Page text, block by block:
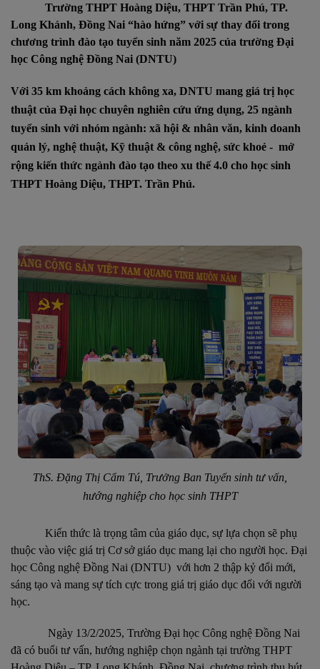
Trường THPT Hoàng Diệu, THPT Trần Phú, TP.
Long Khánh, Đồng Nai “hào hứng” với sự thay đổi trong
chương trình đào tạo tuyển sinh năm 2025 của trường Đại
học Công nghệ Đồng Nai (DNTU)
Với 35 km khoảng cách không xa, DNTU mang giá trị học
thuật của Đại học chuyên nghiên cứu ứng dụng, 25 ngành
tuyển sinh với nhóm ngành: xã hội & nhân văn, kinh doanh
quản lý, nghệ thuật, Kỹ thuật & công nghệ, sức khoẻ - mở
rộng kiến thức ngành đào tạo theo xu thế 4.0 cho học sinh
THPT Hoàng Diệu, THPT. Trần Phú.
ThS. Đặng Thị Cẩm Tú, Trưởng Ban Tuyển sinh tư vấn,
hướng nghiệp cho học sinh THPT
Kiến thức là trọng tâm của giáo dục, sự lựa chọn sẽ phụ
thuộc vào việc giá trị Cơ sở giáo dục mang lại cho người học. Đại
học Công nghệ Đồng Nai (DNTU) với hơn 2 thập kỷ đổi mới,
sáng tạo và mang sự tích cực trong giá trị giáo dục đối với người
học.
Ngày 13/2/2025, Trường Đại học Công nghệ Đồng Nai
đã có buổi tư vấn, hướng nghiệp chọn ngành tại trường THPT